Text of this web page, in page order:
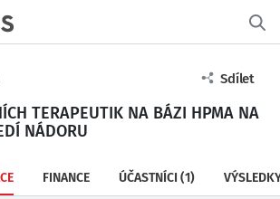
Sdílet
TERAPEUTIK NA BÁZI HPMA NA
NÁDORU
FINANCE ÚČASTNÍCI (1)